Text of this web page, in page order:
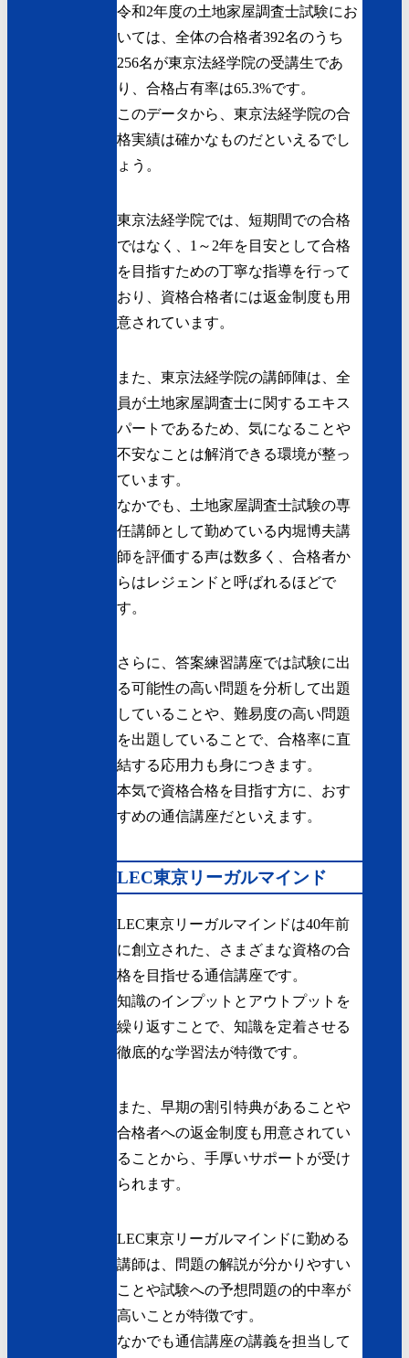
令和2年度の土地家屋調査士試験にお
いては、全体の合格者392名のうち
256名が東京法経学院の受講生であ
り、合格占有率は65.3%です。
このデータから、東京法経学院の合
格実績は確かなものだといえるでし
ょう。
東京法経学院では、短期間での合格
ではなく、1～2年を目安として合格
を目指すための丁寧な指導を行って
おり、資格合格者には返金制度も用
意されています。
また、東京法経学院の講師陣は、全
員が土地家屋調査士に関するエキス
パートであるため、気になることや
不安なことは解消できる環境が整っ
ています。
なかでも、土地家屋調査士試験の専
任講師として勤めている内堀博夫講
師を評価する声は数多く、合格者か
らはレジェンドと呼ばれるほどで
す。
さらに、答案練習講座では試験に出
る可能性の高い問題を分析して出題
していることや、難易度の高い問題
を出題していることで、合格率に直
結する応用力も身につきます。
本気で資格合格を目指す方に、おす
すめの通信講座だといえます。
LEC東京リーガルマインド
LEC東京リーガルマインドは40年前
に創立された、さまざまな資格の合
格を目指せる通信講座です。
知識のインプットとアウトプットを
繰り返すことで、知識を定着させる
徹底的な学習法が特徴です。
また、早期の割引特典があることや
合格者への返金制度も用意されてい
ることから、手厚いサポートが受け
られます。
LEC東京リーガルマインドに勤める
講師は、問題の解説が分かりやすい
ことや試験への予想問題の的中率が
高いことが特徴です。
なかでも通信講座の講義を担当して